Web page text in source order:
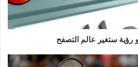
و رؤية ستغير عالم التصفح